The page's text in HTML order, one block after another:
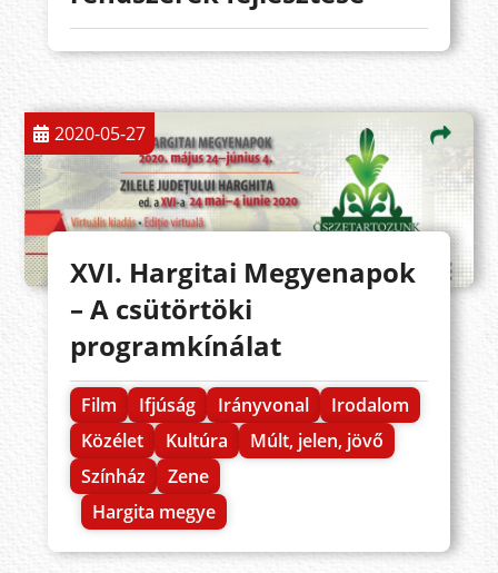
2020-05-27
XVI. Hargitai Megyenapok
– A csütörtöki
programkínálat
Film Ifjúság Irányvonal
Irodalom
Közélet
Kultúra
Múlt, jelen, jövő
Színház
Zene
Hargita megye